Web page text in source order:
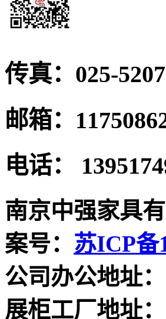
传真： 025-
邮箱：
电话：
南京中强家
案号： 苏ICP备
公司办公地址
展柜工厂地址